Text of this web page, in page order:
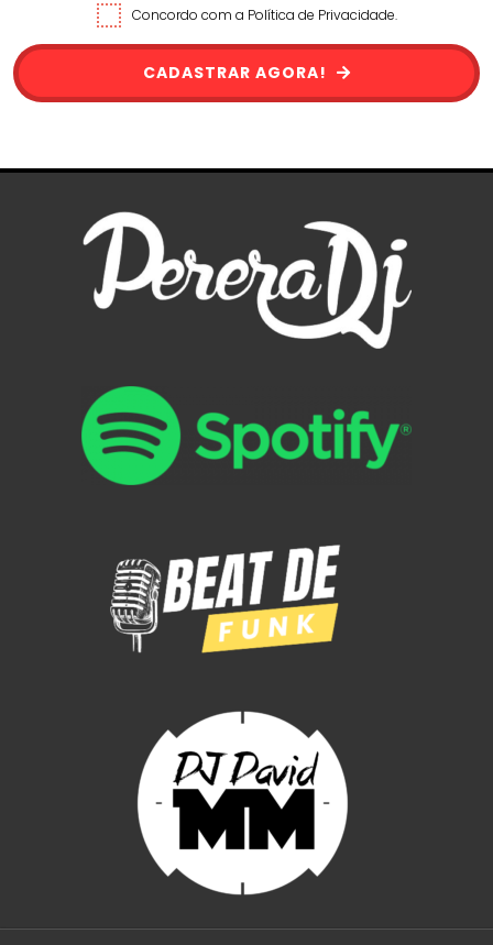
Concordo com a Política de Privacidade.
CADASTRAR AGORA!